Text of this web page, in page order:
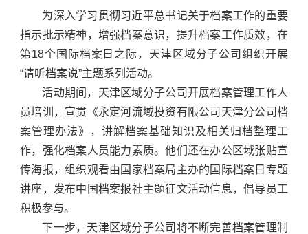
为深入学习贯彻习近平总书记关于档案工作的重要
指示批示精神，增强档案意识，提升档案工作质效，在
第18个国际档案日之际，天津区域分子公司组织开展
“请听档案说”主题系列活动。
活动期间，天津区域分子公司开展档案管理工作人
员培训，宣贯《永定河流域投资有限公司天津分公司档
案管理办法》，讲解档案基础知识及相关归档整理工
作，强化档案人员能力素质。他们还在办公区域张贴宣
传海报，组织观看由国家档案局主办的国际档案日专题
讲座，发布中国档案报社主题征文活动信息，倡导员工
积极参与。
下一步，天津区域分子公司将不断完善档案管理制